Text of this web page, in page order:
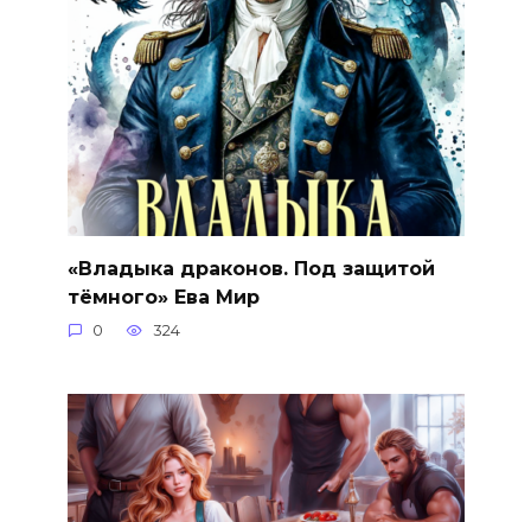
«Владыка драконов. Под защитой
тёмного» Ева Мир
0 324